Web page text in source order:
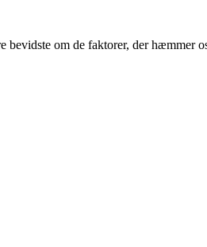
om de faktorer, der hæmmer